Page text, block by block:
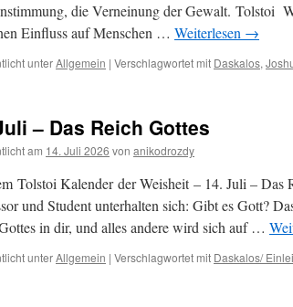
die Verneinung der Gewalt. Tolstoi
Einfluss auf Menschen … Weiterlesen →
unterAllgemein | Verschlagwortet mit Daskalos,
– Das Reich Gottes
am 14. Juli 2026 von anikodrozdy
Tolstoi Kalender der Weisheit – 14. Juli –
und Student unterhalten sich: Gibt es Gott?
in dir, und alles andere wird sich auf …
unterAllgemein | Verschlagwortet mit Daskalos/